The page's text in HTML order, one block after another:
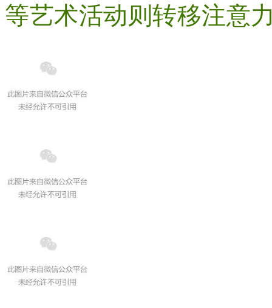
等艺术活动则转移注意